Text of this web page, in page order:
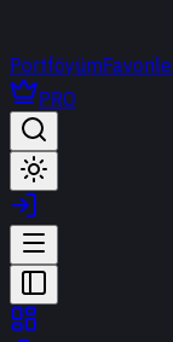
Portföyüm
PRO